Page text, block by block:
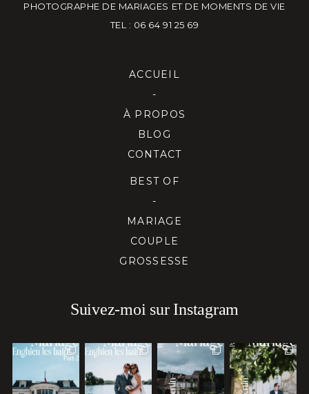
PHOTOGRAPHE DE MARIAGES ET DE MOMENTS DE VIE
TEL : 06 64 91 25 69
ACCUEIL
-
À PROPOS
BLOG
CONTACT
BEST OF
-
MARIAGE
COUPLE
GROSSESSE
Suivez-moi sur Instagram